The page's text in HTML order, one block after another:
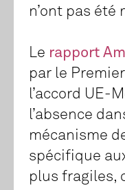
n’ont pas
Le rapport
par le
l’accord UE-
l’absence
mécanisme
spécifique
plus fragiles,